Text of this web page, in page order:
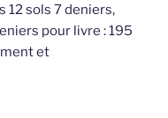
12 sols 7 deniers,
pour livre : 195
et